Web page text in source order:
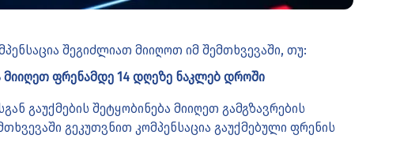
შეგიძლიათ მიიღოთ იმ შემთხვევაში, თუ:
მიიღეთ ფრენამდე 14 დღეზე ნაკლებ დროში
გაუქმების შეტყობინება მიიღეთ გამგზავრების
გეკუთვნით კომპენსაცია გაუქმებული ფრენის